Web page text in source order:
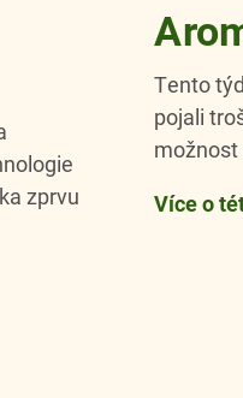
zprvu
Tento
pojali
Více o